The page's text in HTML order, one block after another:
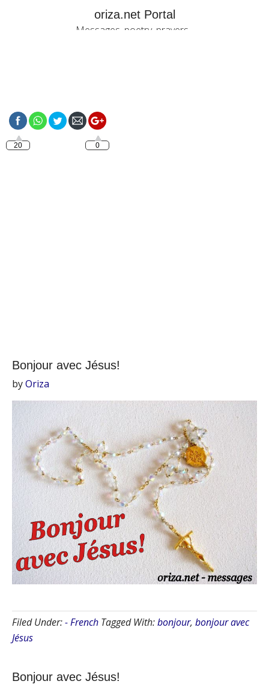
oriza.net Portal
Messages, poetry, prayers...
Bonjour avec Jésus!
byOriza
Filed Under:- French Tagged With:bonjour, bonjour avec
Jésus
Bonjour avec Jésus!
20 0